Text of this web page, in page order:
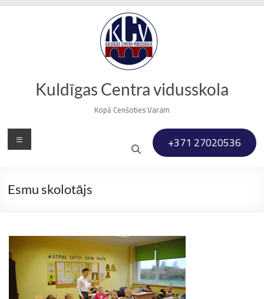
Skip
Kuldīgas Centra vidusskola
Kopā Cenšoties Varam
+371 27020536
Menu
Esmu skolotājs